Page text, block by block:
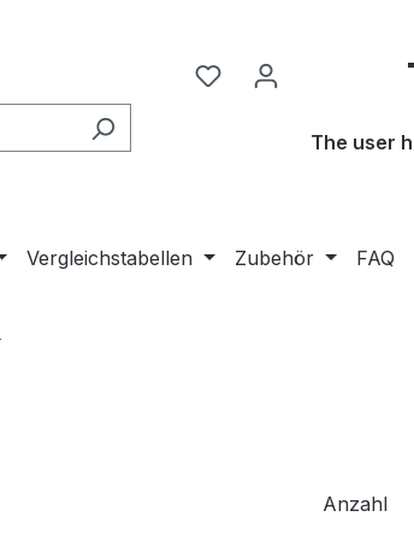
The user
Vergleichstabellen Zubehör FAQ
Anzahl